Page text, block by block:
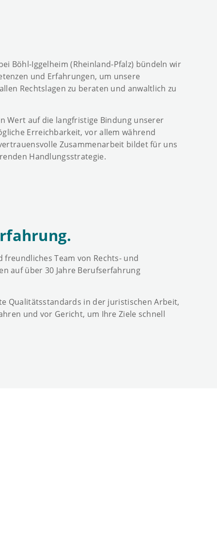
Böhl-Iggelheim (Rheinland-Pfalz) bündeln wir
und Erfahrungen, um unsere
Rechtslagen zu beraten und anwaltlich zu
Wert auf die langfristige Bindung unserer
Erreichbarkeit, vor allem während
Zusammenarbeit bildet für uns
Handlungsstrategie.
Team von Rechts- und
auf über 30 Jahre Berufserfahrung
Qualitätsstandards in der juristischen Arbeit,
und vor Gericht, um Ihre Ziele schnell